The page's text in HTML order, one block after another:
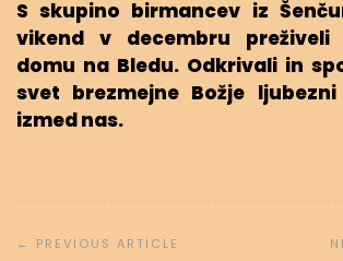
S skupino birmancev iz
vikend v decembru preživeli
domu na Bledu. Odkrivali in
svet brezmejne Božje
izmed nas.
prispevka